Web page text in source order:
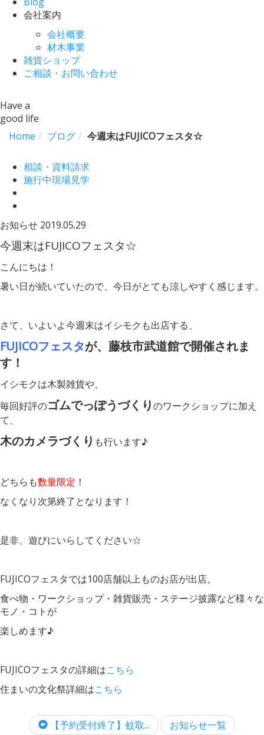
会社案内
会社概要
材木事業
雑貨ショップ
ご相談・お問い合わせ
Have a
good life
Home
ブログ 今週末はFUJICOフェスタ☆
相談・資料請求
施行中現場見学
お知らせ 2019.05.29
今週末はFUJICOフェスタ☆
こんにちは！
暑い日が続いていたので、今日がとても涼しやすく感じます。
さて、いよいよ今週末はイシモクも出店する、
FUJICOフェスタが、藤枝市武道館で開催されま
す！
イシモクは木製雑貨や、
毎回好評のゴムでっぽうづくりのワークショップに加え
て、
木のカメラづくり も行います♪
どちらも数量限定 ！
なくなり次第終了となります！
是非、遊びにいらしてください☆
FUJICOフェスタでは100店舗以上ものお店が出店。
食べ物・ワークショップ・雑貨販売・ステージ披露など様々な
モノ・コトが
楽しめます♪
FUJICOフェスタの詳細はこちら
住まいの文化祭詳細はこちら
【予約受付終了】蚊取...
お知らせ一覧